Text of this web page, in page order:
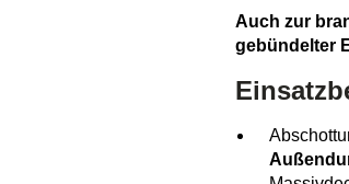
Auch zur
gebündelter